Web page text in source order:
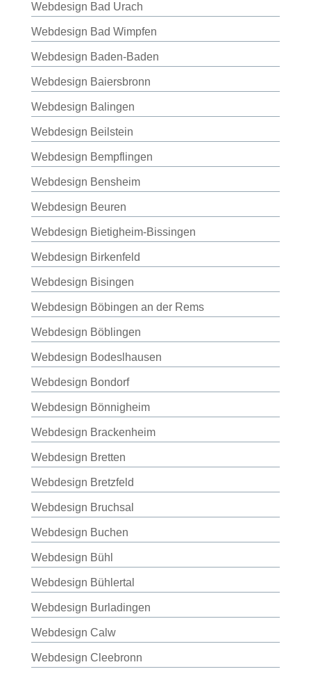
Webdesign Bad Urach
Webdesign Bad Wimpfen
Webdesign Baden-Baden
Webdesign Baiersbronn
Webdesign Balingen
Webdesign Beilstein
Webdesign Bempflingen
Webdesign Bensheim
Webdesign Beuren
Webdesign Bietigheim-Bissingen
Webdesign Birkenfeld
Webdesign Bisingen
Webdesign Böbingen an der Rems
Webdesign Böblingen
Webdesign Bodeslhausen
Webdesign Bondorf
Webdesign Bönnigheim
Webdesign Brackenheim
Webdesign Bretten
Webdesign Bretzfeld
Webdesign Bruchsal
Webdesign Buchen
Webdesign Bühl
Webdesign Bühlertal
Webdesign Burladingen
Webdesign Calw
Webdesign Cleebronn